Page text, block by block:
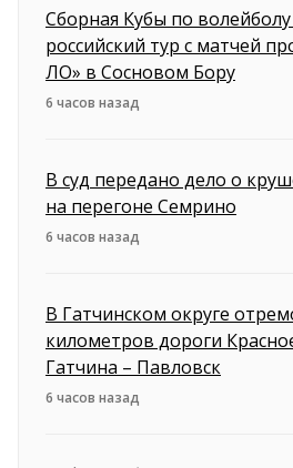
Сборная Кубы по
российский тур с матчей
ЛО» в Сосновом Бору
6 часов назад
В суд передано дело о
на перегоне Семрино
6 часов назад
В Гатчинском округе
километров дороги
Гатчина – Павловск
6 часов назад